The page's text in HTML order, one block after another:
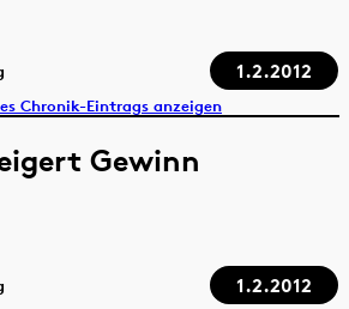
1.2.2012
Chronik-Eintrags anzeigen
Gewinn
1.2.2012